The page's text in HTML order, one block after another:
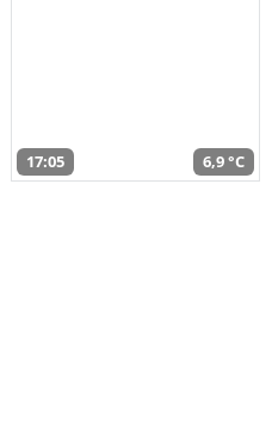
17:05 6,9 °C